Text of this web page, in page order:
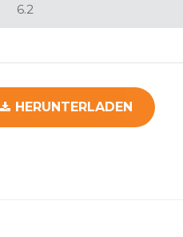
6.2
HERUNTERLADEN